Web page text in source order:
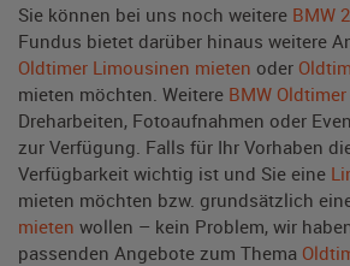
Sie können bei uns noch weitere BMW
Fundus bietet darüber hinaus weitere
Oldtimer Limousinen mieten oder
mieten möchten. Weitere BMW Oldtimer
Dreharbeiten, Fotoaufnahmen oder
zur Verfügung. Falls für Ihr Vorhaben
Verfügbarkeit wichtig ist und Sie eine
mieten möchten bzw. grundsätzlich
mieten wollen – kein Problem, wir
passenden Angebote zum Thema